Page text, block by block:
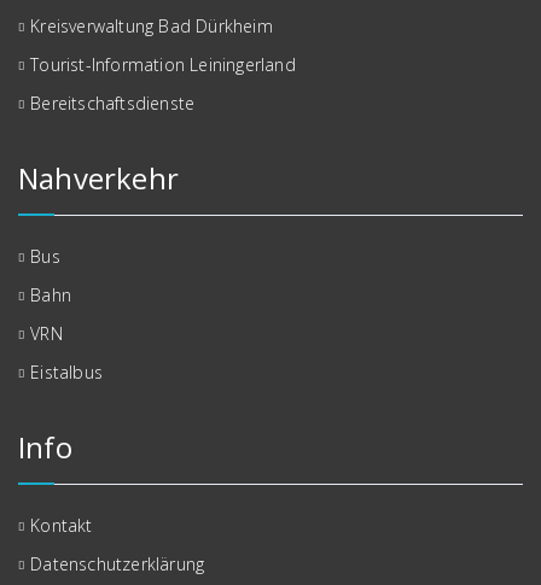
Kreisverwaltung Bad Dürkheim
Tourist-Information Leiningerland
Bereitschaftsdienste
Nahverkehr
Bus
Bahn
VRN
Eistalbus
Info
Kontakt
Datenschutzerklärung